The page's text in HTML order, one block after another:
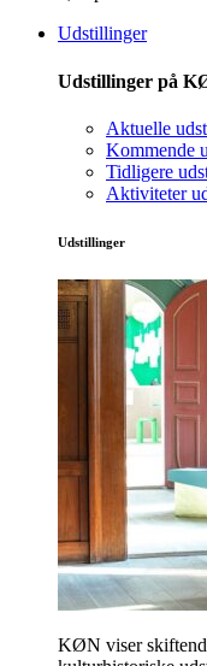
Udstillinger
Udstillinger på
Aktuelle
Kommende
Tidligere
Aktiviteter
Udstillinger
KØN viser